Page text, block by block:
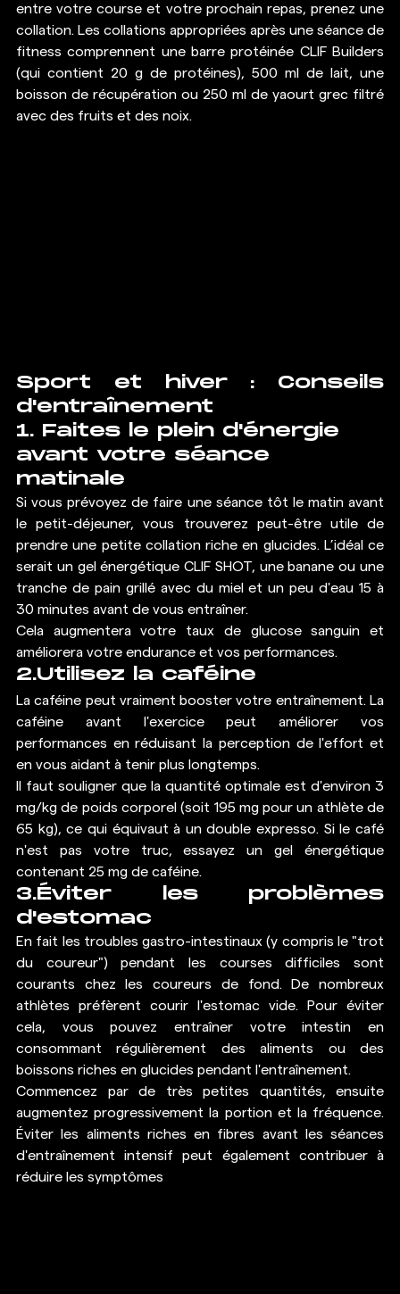
entre votre course et votre prochain repas, prenez une
collation. Les collations appropriées après une séance de
fitness comprennent une barre protéinée CLIF Builders
(qui contient 20 g de protéines), 500 ml de lait, une
boisson de récupération ou 250 ml de yaourt grec filtré
avec des fruits et des noix.
Sport et hiver : Conseils
d'entraînement
1. Faites le plein d'énergie
avant votre séance
matinale
Si vous prévoyez de faire une séance tôt le matin avant
le petit-déjeuner, vous trouverez peut-être utile de
prendre une petite collation riche en glucides. L’idéal ce
serait un gel énergétique CLIF SHOT, une banane ou une
tranche de pain grillé avec du miel et un peu d'eau 15 à
30 minutes avant de vous entraîner.
Cela augmentera votre taux de glucose sanguin et
améliorera votre endurance et vos performances.
2.Utilisez la caféine
La caféine peut vraiment booster votre entraînement. La
caféine avant l'exercice peut améliorer vos
performances en réduisant la perception de l'effort et
en vous aidant à tenir plus longtemps.
Il faut souligner que la quantité optimale est d'environ 3
mg/kg de poids corporel (soit 195 mg pour un athlète de
65 kg), ce qui équivaut à un double expresso. Si le café
n'est pas votre truc, essayez un gel énergétique
contenant 25 mg de caféine.
3.Éviter les problèmes
d'estomac
En fait les troubles gastro-intestinaux (y compris le "trot
du coureur") pendant les courses difficiles sont
courants chez les coureurs de fond. De nombreux
athlètes préfèrent courir l'estomac vide. Pour éviter
cela, vous pouvez entraîner votre intestin en
consommant régulièrement des aliments ou des
boissons riches en glucides pendant l'entraînement.
Commencez par de très petites quantités, ensuite
augmentez progressivement la portion et la fréquence.
Éviter les aliments riches en fibres avant les séances
d'entraînement intensif peut également contribuer à
réduire les symptômes